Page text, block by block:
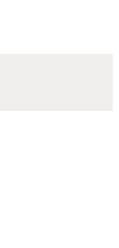
conținutul și
în care utilizezi
date primite de la tine
persoanei.